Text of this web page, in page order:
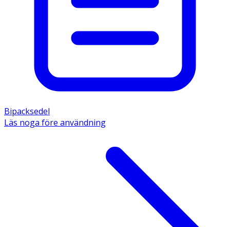
Bipacksedel
Läs noga före användning